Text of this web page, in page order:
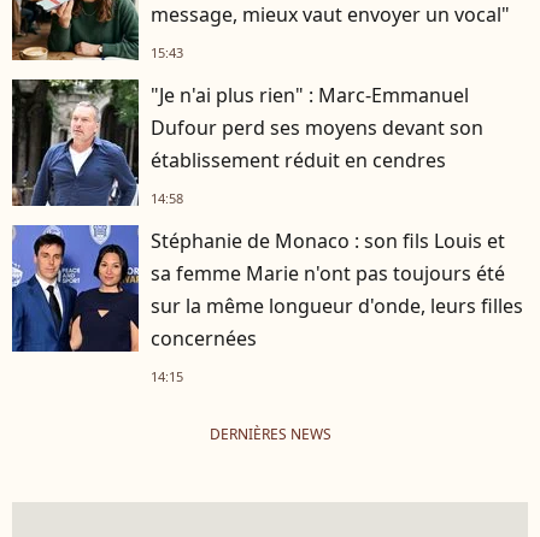
message, mieux vaut envoyer un vocal"
15:43
"Je n'ai plus rien" : Marc-Emmanuel
Dufour perd ses moyens devant son
établissement réduit en cendres
14:58
Stéphanie de Monaco : son fils Louis et
sa femme Marie n'ont pas toujours été
sur la même longueur d'onde, leurs filles
concernées
14:15
DERNIÈRES NEWS